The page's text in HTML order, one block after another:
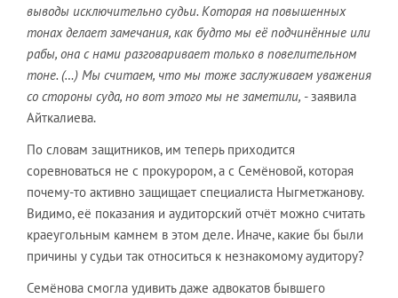
выводы исключительно судьи. Которая на повышенных
тонах делает замечания, как будто мы её подчинённые или
рабы, она с нами разговаривает только в повелительном
тоне. (…) Мы считаем, что мы тоже заслуживаем уважения
со стороны суда, но вот этого мы не заметили, - заявила
Айткалиева.
По словам защитников, им теперь приходится
соревноваться не с прокурором, а с Семёновой, которая
почему-то активно защищает специалиста Ныгметжанову.
Видимо, её показания и аудиторский отчёт можно считать
краеугольным камнем в этом деле. Иначе, какие бы были
причины у судьи так относиться к незнакомому аудитору?
Семёнова смогла удивить даже адвокатов бывшего